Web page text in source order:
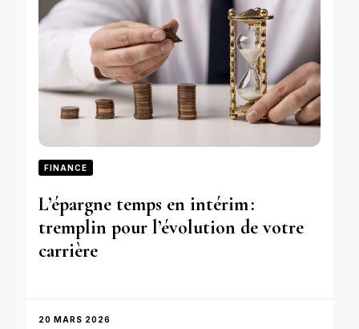
FINANCE
L’épargne temps en intérim :
tremplin pour l’évolution de votre
carrière
20 MARS 2026